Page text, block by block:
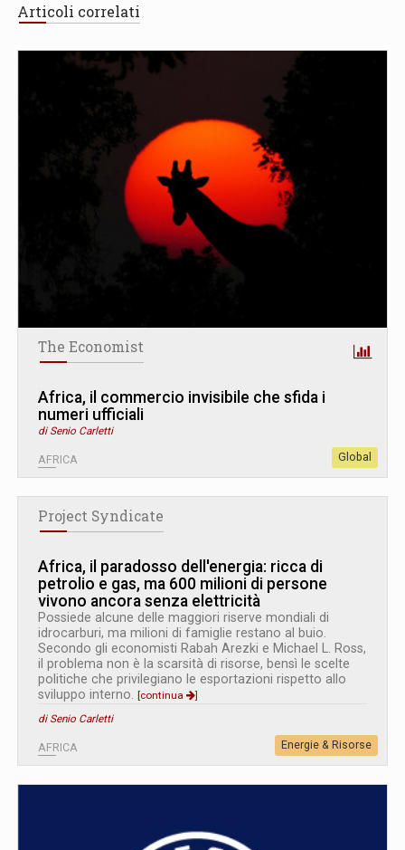
Articoli correlati
The Economist
Africa, il commercio invisibile che sfida i
numeri ufficiali
di Senio Carletti
AFRICA Global
Project Syndicate
Africa, il paradosso dell'energia: ricca di
petrolio e gas, ma 600 milioni di persone
vivono ancora senza elettricità
Possiede alcune delle maggiori riserve mondiali di
idrocarburi, ma milioni di famiglie restano al buio.
Secondo gli economisti Rabah Arezki e Michael L. Ross,
il problema non è la scarsità di risorse, bensì le scelte
politiche che privilegiano le esportazioni rispetto allo
sviluppo interno. [continua
]
di Senio Carletti
AFRICA Energie & Risorse